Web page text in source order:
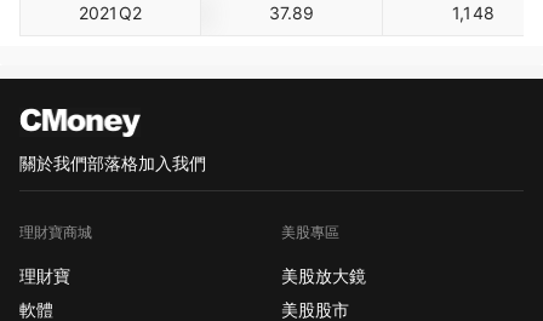
2021Q2 37.89 1,148
關於我們部落格加入我們
理財寶商城
理財寶
軟體
美股專區
美股放大鏡
美股股市